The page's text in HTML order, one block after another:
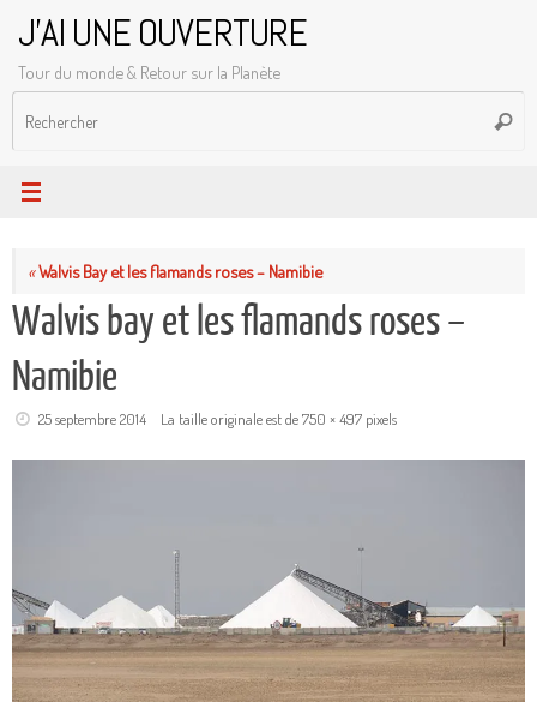
contenu
J'AI UNE OUVERTURE
Tour du monde & Retour sur la Planète
«Walvis Bay et les flamands roses – Namibie
Walvis bay et les flamands roses –
Namibie
25 septembre 2014 La taille originale est de750 × 497pixels